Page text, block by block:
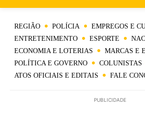
REGIÃO POLÍCIA
EMPREGOS E
ENTRETENIMENTO
ESPORTE
ECONOMIA E LOTERIAS
MARCAS E
POLÍTICA E GOVERNO
COLUNISTAS
ATOS OFICIAIS E EDITAIS
FALE
PUBLICIDADE